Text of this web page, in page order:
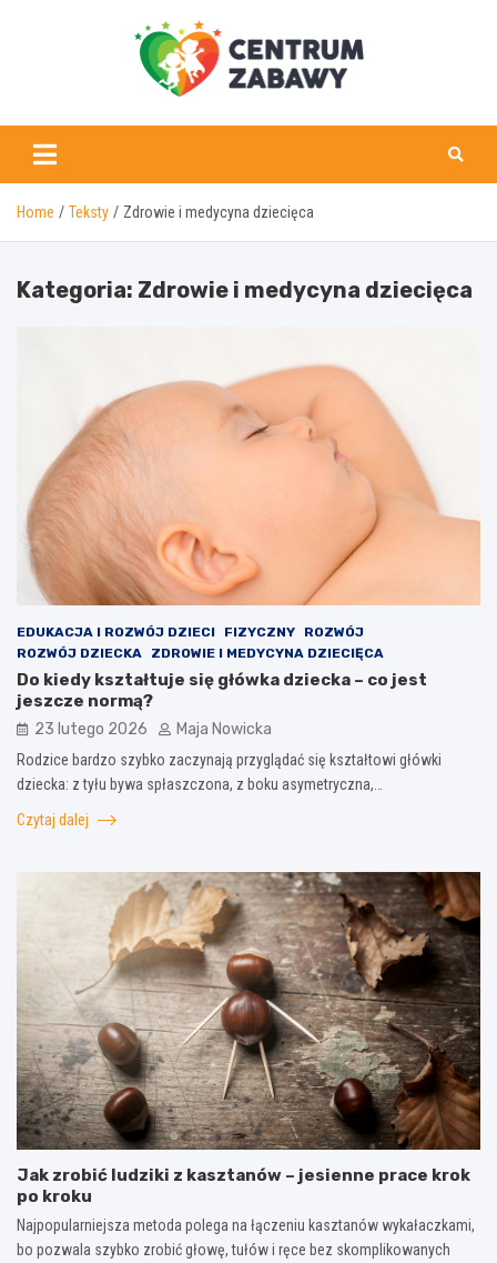
centrumzabawy.pl
Home Teksty Zdrowie i medycyna dziecięca
Kategoria: Zdrowie i medycyna dziecięca
EDUKACJA I ROZWÓJ DZIECI FIZYCZNY
ROZWÓJ
ROZWÓJ DZIECKA
ZDROWIE I MEDYCYNA DZIECIĘCA
Do kiedy kształtuje się główka dziecka – co jest
jeszcze normą?
23 lutego 2026 Maja Nowicka
Rodzice bardzo szybko zaczynają przyglądać się kształtowi główki
dziecka: z tyłu bywa spłaszczona, z boku asymetryczna,…
Czytaj dalej
Jak zrobić ludziki z kasztanów – jesienne prace krok
po kroku
Najpopularniejsza metoda polega na łączeniu kasztanów wykałaczkami,
bo pozwala szybko zrobić głowę, tułów i ręce bez skomplikowanych